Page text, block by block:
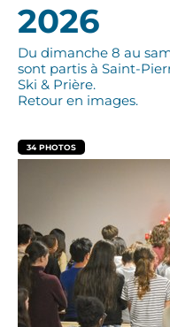
2026
Du dimanche 8 au
sont partis à Saint-
Ski & Prière.
Retour en images.
34 PHOTOS